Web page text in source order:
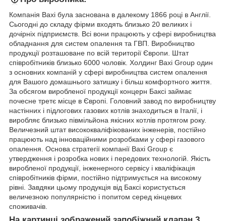
Компанія Baxi була заснована в далекому 1866 році в Англії.
Сьогодні до складу фірми входять близько 20 великих і
дочірніх підприємств. Всі вони працюють у сфері виробництва
обладнання для систем опалення та ГВП. Виробництво
продукції розташоване по всій території Європи. Штат
співробітників близько 6000 чоловік. Холдинг Baxi Group один
з основних компаній у сфері виробництва систем опалення
для Вашого домашнього затишку і більш комфортного життя.
За обсягом виробленої продукції концерн Баксі займає
почесне третє місце в Європі. Головний завод по виробництву
настінних і підлогових газових котлів знаходиться в Італії, і
виробляє близько півмільйона якісних котлів протягом року.
Величезний штат висококваліфікованих інженерів, постійно
працюють над інноваційними розробками у сфері газового
опалення. Основа стратегії компанії Baxi Group є
утвердження і розробка нових і передових технологій. Якість
виробленої продукції, інженерного сервісу і кваліфікація
співробітників фірми, постійно підтримується на високому
рівні. Завдяки цьому продукція від Баксі користується
величезною популярністю і попитом серед кінцевих
споживачів.